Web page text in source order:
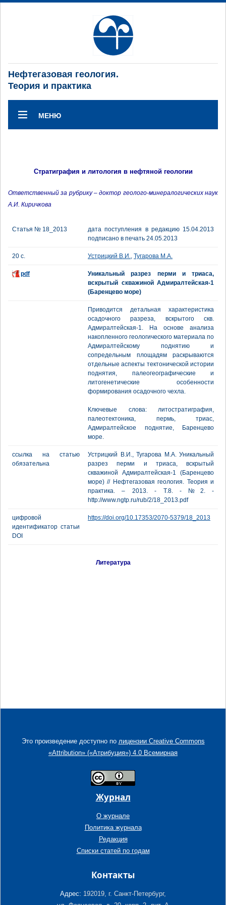
Нефтегазовая геология.
Теория и практика
МЕНЮ
Стратиграфия и литология в нефтяной геологии
Ответственный за рубрику – доктор геолого-минералогических наук
А.И. Киричкова
Статья № 18_2013
дата поступления в редакцию 15.04.2013
подписано в печать 24.05.2013
20 с. Устрицкий В.И., Тугарова М.А.
pdf
Уникальный разрез перми и триаса,
вскрытый скважиной Адмиралтейская-1
(Баренцево море)
Приводится детальная характеристика
осадочного разреза, вскрытого скв.
Адмиралтейская-1. На основе анализа
накопленного геологического материала по
Адмиралтейскому поднятию и
сопредельным площадям раскрываются
отдельные аспекты тектонической истории
поднятия, палеогеографические и
литогенетические особенности
формирования осадочного чехла.
Ключевые слова: литостратиграфия,
палеотектоника, пермь, триас,
Адмиралтейское поднятие, Баренцево
море.
ссылка на статью
обязательна
Устрицкий В.И., Тугарова М.А. Уникальный
разрез перми и триаса, вскрытый
скважиной Адмиралтейская-1 (Баренцево
море) // Нефтегазовая геология. Теория и
практика. – 2013. - Т.8. - №2. -
http://www.ngtp.ru/rub/2/18_2013.pdf
цифровой
идентификатор статьи
DOI
https://doi.org/10.17353/2070-5379/18_2013
Литература
Это произведение доступно по лицензии Creative Commons
«Attribution» («Атрибуция») 4.0 Всемирная
Журнал
О журнале
Политика журнала
Редакция
Списки статей по годам
Контакты
Адрес: 192019, г. Санкт-Петербург,